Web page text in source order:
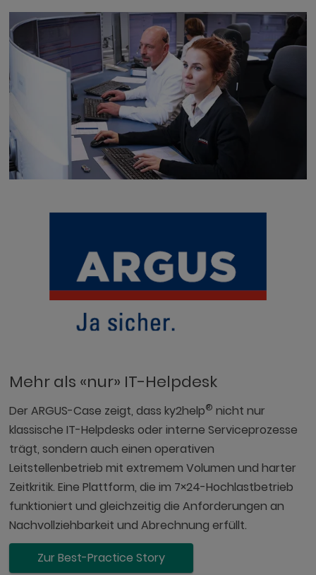
Mehr als «nur» IT-Helpdesk
Der ARGUS-Case zeigt, dass ky2help® nicht nur
klassische IT-Helpdesks oder interne Serviceprozesse
trägt, sondern auch einen operativen
Leitstellenbetrieb mit extremem Volumen und harter
Zeitkritik. Eine Plattform, die im 7×24-Hochlastbetrieb
funktioniert und gleichzeitig die Anforderungen an
Nachvollziehbarkeit und Abrechnung erfüllt.
Zur Best-Practice Story